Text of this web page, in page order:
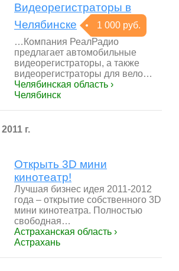
Видеорегистраторы в
Челябинске
1 000 руб.
…Компания РеалРадио
предлагает автомобильные
видеорегистраторы, а также
видеорегистраторы для вело…
Челябинская область ›
Челябинск
г.
Открыть 3D мини
кинотеатр!
Лучшая бизнес идея 2011-2012
года – открытие собственного 3D
мини кинотеатра. Полностью
свободная…
Астраханская область ›
Астрахань